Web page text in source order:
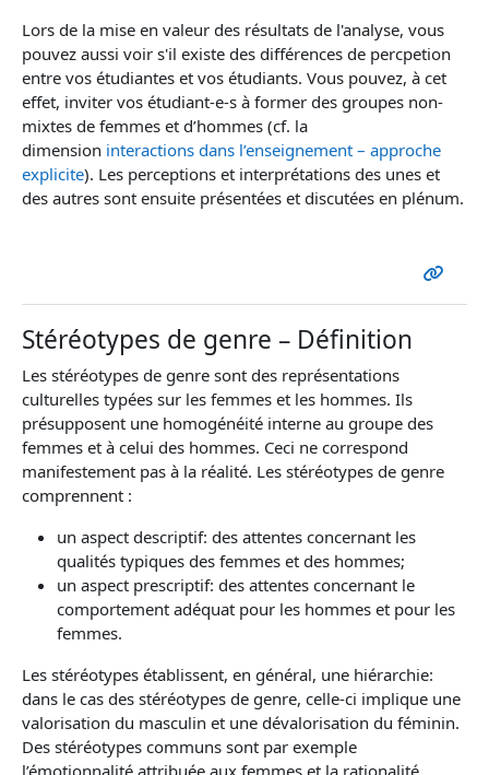
Lors de la mise en valeur des résultats de l'analyse, vous
pouvez aussi voir s'il existe des différences de percpetion
entre vos étudiantes et vos étudiants. Vous pouvez, à cet
effet, inviter vos étudiant-e-s à former des groupes non-
mixtes de femmes et d’hommes (cf. la
dimension interactions dans l’enseignement – approche
explicite). Les perceptions et interprétations des unes et
des autres sont ensuite présentées et discutées en plénum.
Stéréotypes de genre – Définition
Les stéréotypes de genre sont des représentations
culturelles typées sur les femmes et les hommes. Ils
présupposent une homogénéité interne au groupe des
femmes et à celui des hommes. Ceci ne correspond
manifestement pas à la réalité. Les stéréotypes de genre
comprennent :
un aspect descriptif: des attentes concernant les
qualités typiques des femmes et des hommes;
un aspect prescriptif: des attentes concernant le
comportement adéquat pour les hommes et pour les
femmes.
Les stéréotypes établissent, en général, une hiérarchie:
dans le cas des stéréotypes de genre, celle-ci implique une
valorisation du masculin et une dévalorisation du féminin.
Des stéréotypes communs sont par exemple
l’émotionnalité attribuée aux femmes et la rationalité